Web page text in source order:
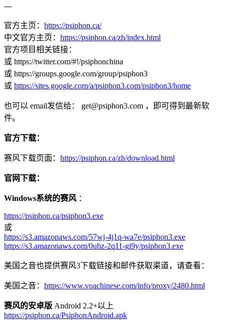
---
官方主页： https://psiphon.ca/
中文官方主页： https://psiphon.ca/zh/index.html
官方项目相关链接：
或 https://twitter.com/#!/psiphonchina
或 https://groups.google.com/group/psiphon3
或 https://sites.google.com/a/psiphon3.com/psiphon3/home
也可以 email发信给： get@psiphon3.com ，即可得到最新软
件。
官方下载：
赛风下载页面： https://psiphon.ca/zh/download.html
官网下载：
Windows系统的赛风：
https://psiphon.ca/psiphon3.exe
或
https://s3.amazonaws.com/57wj-4j1q-wa7e/psiphon3.exe
https://s3.amazonaws.com/0ubz-2q11-gi9y/psiphon3.exe
美国之音也提供赛风3下载链接和邮件获取渠道，请查看：
美国之音： https://www.voachinese.com/info/proxy/2480.html
赛风的安卓版 Android 2.2+以上
https://psiphon.ca/PsiphonAndroid.apk